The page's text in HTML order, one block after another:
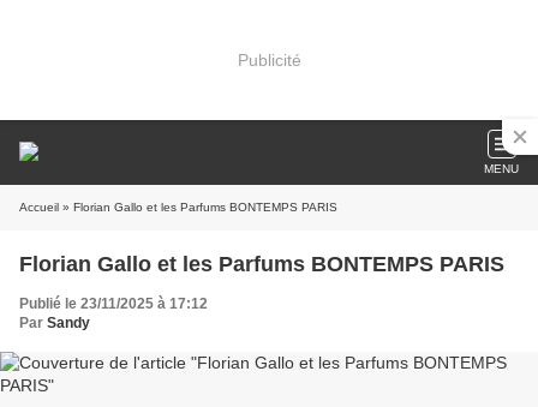
Publicité
MENU
Accueil » Florian Gallo et les Parfums BONTEMPS PARIS
Florian Gallo et les Parfums BONTEMPS PARIS
Publié le 23/11/2025 à 17:12
Par Sandy